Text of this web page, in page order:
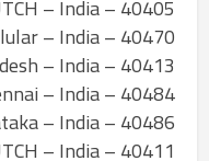
40405 – HUTCH – India
40470 – Oasis Cellular – India
40413 – HESL – Andhra Pradesh – India
40484 – HESL – Chennai – India
40486 – HESL – Karnataka – India
40411 – HUTCH – India